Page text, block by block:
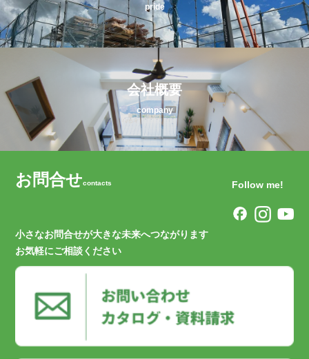
会社概要
company
pride
お問合せcontacts
小さなお問合せが大きな未来へつながります
お気軽にご相談ください
Follow me!